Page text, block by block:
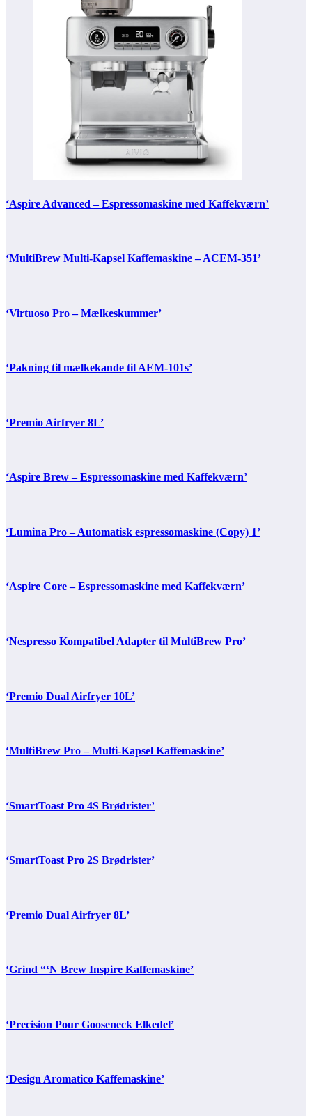
‘Aspire Advanced – Espressomaskine med Kaffekværn’
‘MultiBrew Multi-Kapsel Kaffemaskine – ACEM-351’
‘Virtuoso Pro – Mælkeskummer’
‘Pakning til mælkekande til AEM-101s’
‘Premio Airfryer 8L’
‘Aspire Brew – Espressomaskine med Kaffekværn’
‘Lumina Pro – Automatisk espressomaskine (Copy) 1’
‘Aspire Core – Espressomaskine med Kaffekværn’
‘Nespresso Kompatibel Adapter til MultiBrew Pro’
‘Premio Dual Airfryer 10L’
‘MultiBrew Pro – Multi-Kapsel Kaffemaskine’
‘SmartToast Pro 4S Brødrister’
‘SmartToast Pro 2S Brødrister’
‘Premio Dual Airfryer 8L’
‘Grind “‘N Brew Inspire Kaffemaskine’
‘Precision Pour Gooseneck Elkedel’
‘Design Aromatico Kaffemaskine’